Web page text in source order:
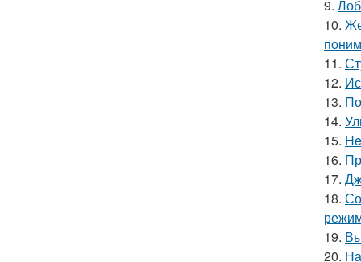
9.
10.
11.
12.
13.
14.
15.
16.
17.
18.
19.
20.